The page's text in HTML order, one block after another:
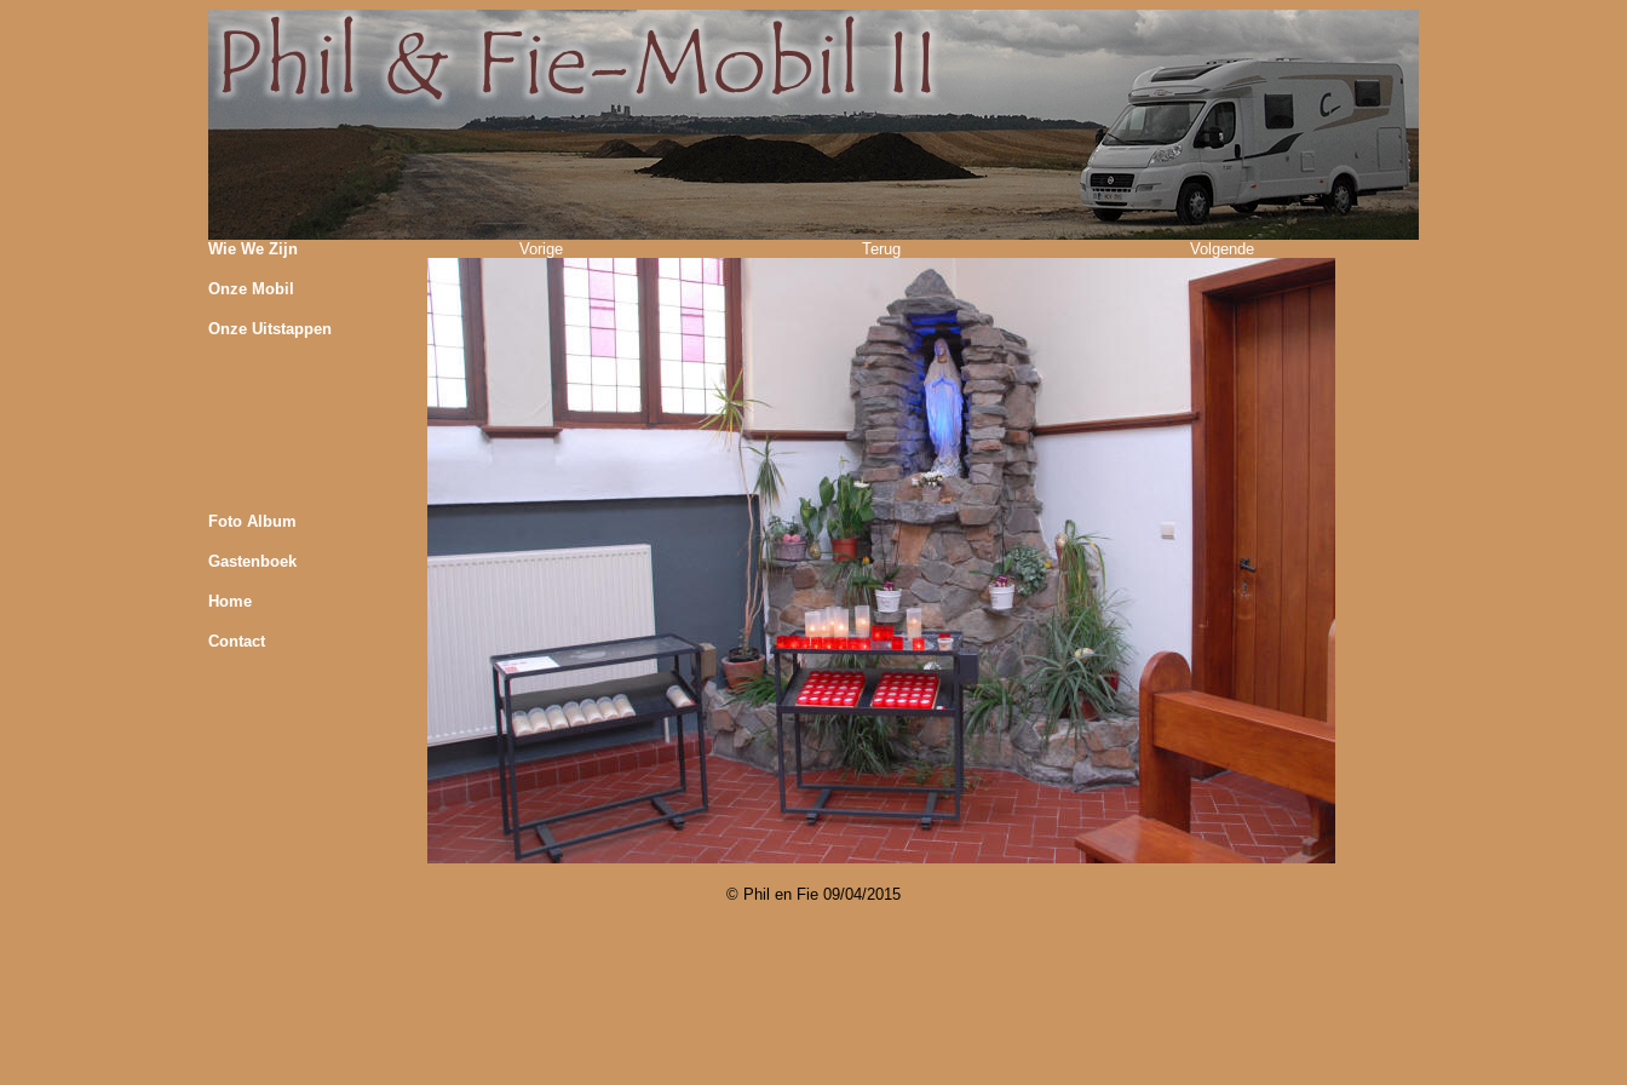
Wie We Zijn
Onze Mobil
Onze Uitstappen
Foto Album
Gastenboek
Home
Contact
Vorige Terug Volgende
© Phil en Fie 09/04/2015